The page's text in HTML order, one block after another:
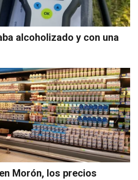
alcoholizado y con una
Morón, los precios